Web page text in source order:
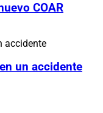
COAR
un accidente